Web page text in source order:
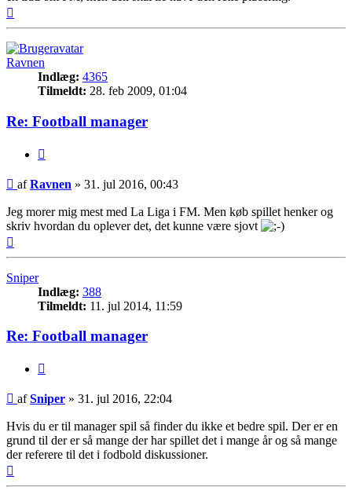
Ravnen
Indlæg: 4365
Tilmeldt: 28. feb 2009, 01:04
Re: Football manager
Indlæg
afRavnen » 31. jul 2016, 00:43
Jeg morer mig mest med La Liga i FM. Men køb spillet henker og
skriv hvordan du oplever det, det kunne være sjovt
Sniper
Indlæg: 388
Tilmeldt: 11. jul 2014, 11:59
Re: Football manager
Indlæg
afSniper » 31. jul 2016, 22:04
Hvis du er til manager spil så finder du ikke et bedre spil. Der er en
grund til der er så mange der har spillet det i mange år og så mange
der referere til det i fodbold diskussioner.